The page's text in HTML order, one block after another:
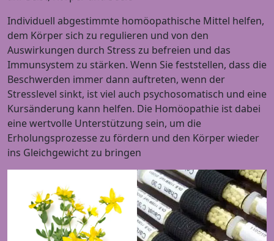
Individuell abgestimmte homöopathische Mittel helfen,
dem Körper sich zu regulieren und von den
Auswirkungen durch Stress zu befreien und das
Immunsystem zu stärken. Wenn Sie feststellen, dass die
Beschwerden immer dann auftreten, wenn der
Stresslevel sinkt, ist viel auch psychosomatisch und eine
Kursänderung kann helfen. Die Homöopathie ist dabei
eine wertvolle Unterstützung sein, um die
Erholungsprozesse zu fördern und den Körper wieder
ins Gleichgewicht zu bringen